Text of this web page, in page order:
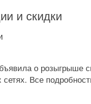
и скидки
о розыгрыше
Все